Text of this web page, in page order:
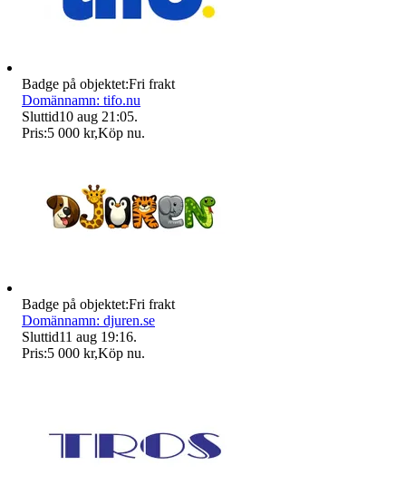
Badge på objektet:Fri frakt
Domännamn: tifo.nu
Sluttid10 aug 21:05.
Pris:5 000 kr,Köp nu.
Badge på objektet:Fri frakt
Domännamn: djuren.se
Sluttid11 aug 19:16.
Pris:5 000 kr,Köp nu.